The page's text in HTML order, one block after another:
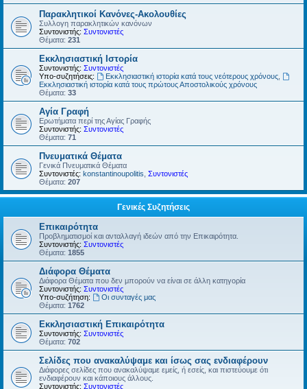
Παρακλητικοί Κανόνες-Ακολουθίες
Συλλογη παρακλητικών κανόνων
Συντονιστής: Συντονιστές
Θέματα: 231
Εκκλησιαστική Ιστορία
Συντονιστής: Συντονιστές
Υπο-συζητήσεις:
Εκκλησιαστική ιστορία κατά τους νεότερους χρόνους,
Εκκλησιαστική ιστορία κατά τους πρώτους Αποστολικούς χρόνους
Θέματα: 33
Αγία Γραφή
Ερωτήματα περί της Αγίας Γραφής
Συντονιστής: Συντονιστές
Θέματα: 71
Πνευματικά Θέματα
Γενικά Πνευματικά Θέματα
Συντονιστές: konstantinoupolitis Συντονιστές
Θέματα: 207
Γενικές Συζητήσεις
Επικαιρότητα
Προβληματισμοί και ανταλλαγή ιδεών από την Επικαιρότητα.
Συντονιστής: Συντονιστές
Θέματα: 1855
Διάφορα Θέματα
Διάφορα Θέματα που δεν μπορούν να είναι σε άλλη κατηγορία
Συντονιστής: Συντονιστές
Υπο-συζήτηση:
Οι συνταγές μας
Θέματα: 1762
Εκκλησιαστική Επικαιρότητα
Συντονιστής: Συντονιστές
Θέματα: 702
Σελίδες που ανακαλύψαμε και ίσως σας ενδιαφέρουν
Διάφορες σελίδες που ανακαλύψαμε εμείς, ή εσείς, και πιστεύουμε ότι
ενδιαφέρουν και κάποιους άλλους.
Συντονιστής: Συντονιστές